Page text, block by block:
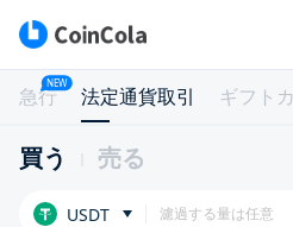
急行
NEW
法定通貨取引 ギフト
買う 売る
USDT